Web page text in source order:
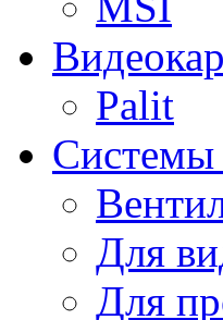
Palit
Системы
Для
Для